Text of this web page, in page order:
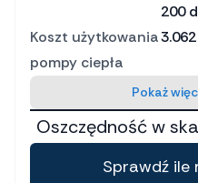
200
Koszt użytkowania
pompy ciepła
Pokaż
Oszczędność w
Sprawdź ile